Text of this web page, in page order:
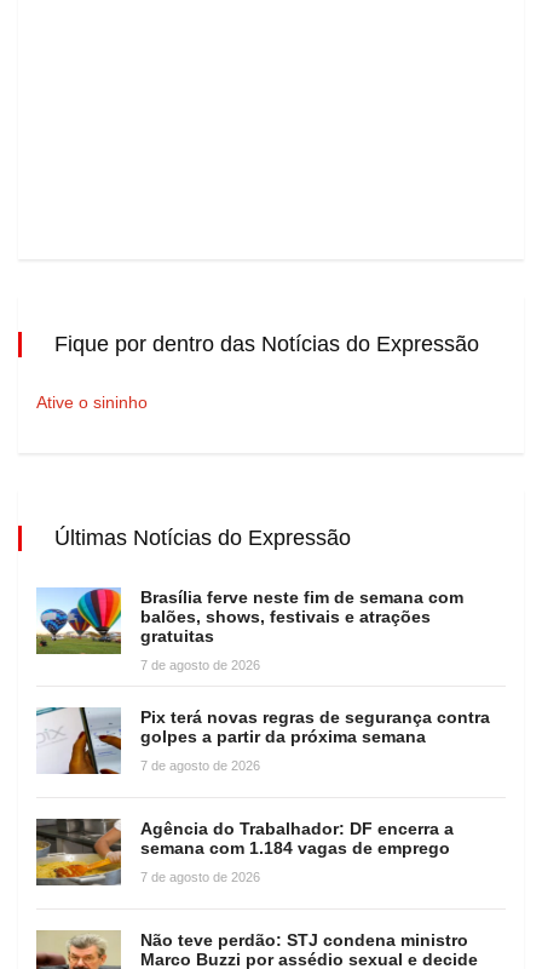
Fique por dentro das Notícias do Expressão
Ative o sininho
Últimas Notícias do Expressão
Brasília ferve neste fim de semana com
balões, shows, festivais e atrações
gratuitas
7 de agosto de 2026
Pix terá novas regras de segurança contra
golpes a partir da próxima semana
7 de agosto de 2026
Agência do Trabalhador: DF encerra a
semana com 1.184 vagas de emprego
7 de agosto de 2026
Não teve perdão: STJ condena ministro
Marco Buzzi por assédio sexual e decide